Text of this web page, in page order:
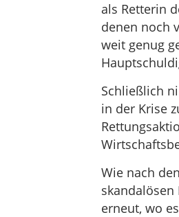
als Retterin
denen noch
weit genug
Schließlich
in der Krise
Wie nach
skandalösen
erneut, wo